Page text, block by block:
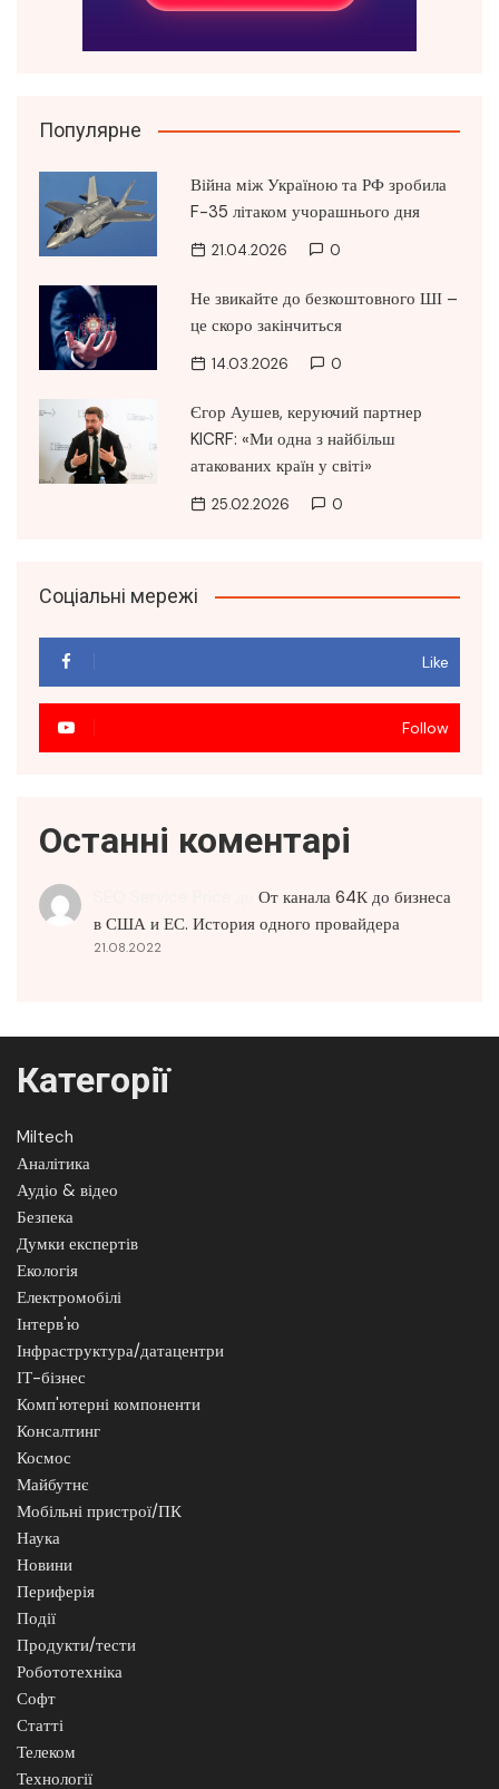
Популярне
Війна між Україною та РФ зробила
F-35 літаком учорашнього дня
21.04.2026 0
Не звикайте до безкоштовного ШІ –
це скоро закінчиться
14.03.2026 0
Єгор Аушев, керуючий партнер
KICRF: «Ми одна з найбільш
атакованих країн у світі»
25.02.2026 0
Соціальні мережі
Like
Follow
Останні коментарі
От канала 64К до бизнеса
в США и ЕС. История одного провайдера
21.08.2022
Категорії
Miltech
Аналітика
Аудіо & відео
Безпека
Думки експертів
Екологія
Електромобілі
Інтерв'ю
Інфраструктура/датацентри
ІТ-бізнес
Комп'ютерні компоненти
Консалтинг
Космос
Майбутнє
Мобільні пристрої/ПК
Наука
Новини
Периферія
Події
Продукти/тести
Робототехніка
Софт
Статті
Телеком
Технології